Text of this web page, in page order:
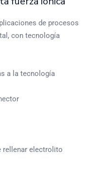
de procesos
con tecnología
a la tecnología
rellenar electrolito